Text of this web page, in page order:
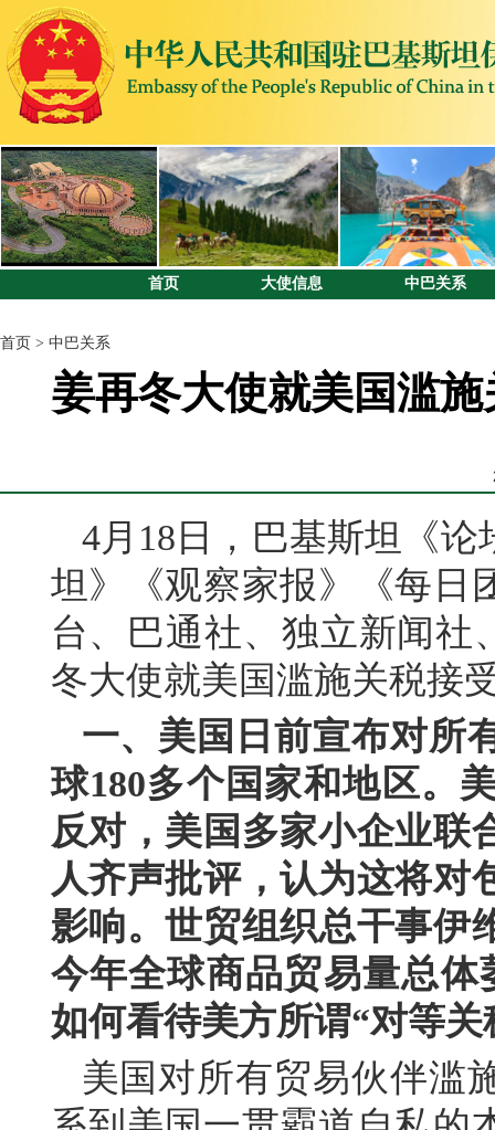
首页 大使信息 中巴关系
首页 > 中巴关系
姜再冬大使就美国滥
4月18日，巴基斯坦《
坦》《观察家报》《每日
台、巴通社、独立新闻社
冬大使就美国滥施关税接
一、美国日前宣布对所
球180多个国家和地区。
反对，美国多家小企业联
人齐声批评，认为这将对
影响。世贸组织总干事伊
今年全球商品贸易量总
如何看待美方所谓“对等关
美国对所有贸易伙伴滥